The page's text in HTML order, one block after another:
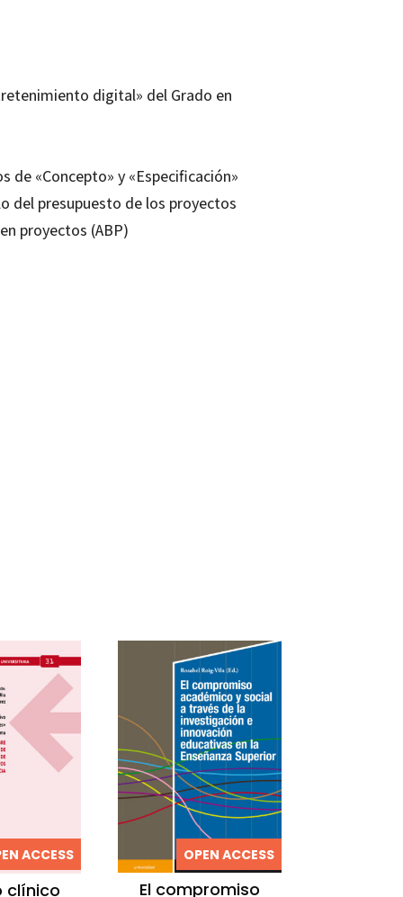
digital» del Grado en
de «Concepto» y «Especificación»
del presupuesto de los proyectos
proyectos (ABP)
ACCESS
clínico
OPEN ACCESS
El compromiso